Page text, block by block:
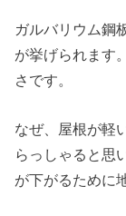
ガルバリウム鋼
が挙げられます
さです。
なぜ、屋根が軽
らっしゃると思
が下がるために